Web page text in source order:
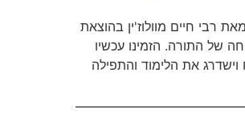
רבי חיים מוולוז'ין בהוצאת
של התורה. הזמינו עכשיו
את הלימוד והתפילה